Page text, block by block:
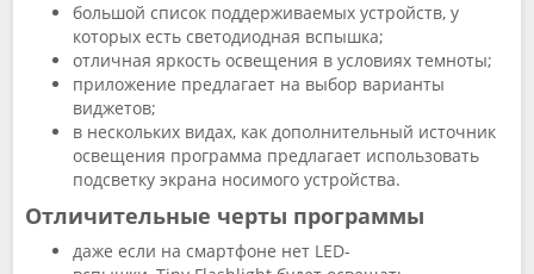
большой список поддерживаемых устройств, у
которых есть светодиодная вспышка;
отличная яркость освещения в условиях темноты;
приложение предлагает на выбор варианты
виджетов;
в нескольких видах, как дополнительный источник
освещения программа предлагает использовать
подсветку экрана носимого устройства.
Отличительные черты программы
даже если на смартфоне нет LED-